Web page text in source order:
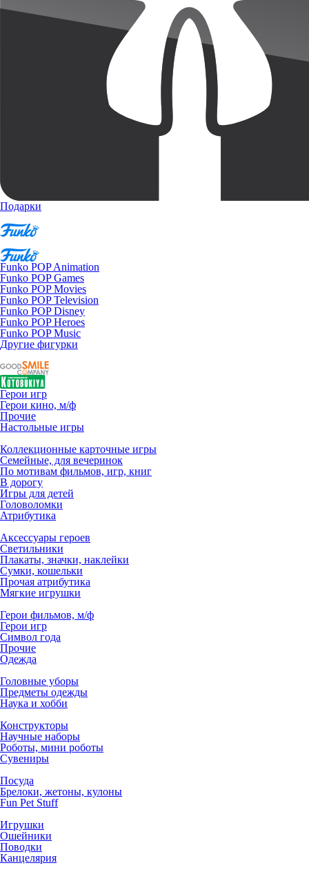
Подарки
Funko POP Animation
Funko POP Games
Funko POP Movies
Funko POP Television
Funko POP Disney
Funko POP Heroes
Funko POP Music
Другие фигурки
Герои игр
Герои кино, м/ф
Прочие
Настольные игры
Коллекционные карточные игры
Семейные, для вечеринок
По мотивам фильмов, игр, книг
В дорогу
Игры для детей
Головоломки
Атрибутика
Аксессуары героев
Светильники
Плакаты, значки, наклейки
Сумки, кошельки
Прочая атрибутика
Мягкие игрушки
Герои фильмов, м/ф
Герои игр
Символ года
Прочие
Одежда
Головные уборы
Предметы одежды
Наука и хобби
Конструкторы
Научные наборы
Роботы, мини роботы
Сувениры
Посуда
Брелоки, жетоны, кулоны
Fun Pet Stuff
Игрушки
Ошейники
Поводки
Канцелярия